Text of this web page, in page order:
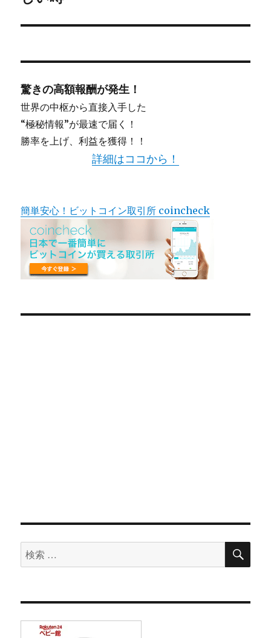
驚きの高額報酬が発生！
世界の中枢から直接入手した
“極秘情報”が最速で届く！
勝率を上げ、利益を獲得！！
詳細はココから！
簡単安心！ビットコイン取引所 coincheck
検
索
象:
検